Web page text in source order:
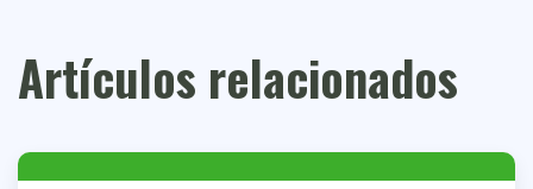
Artículos relacionados